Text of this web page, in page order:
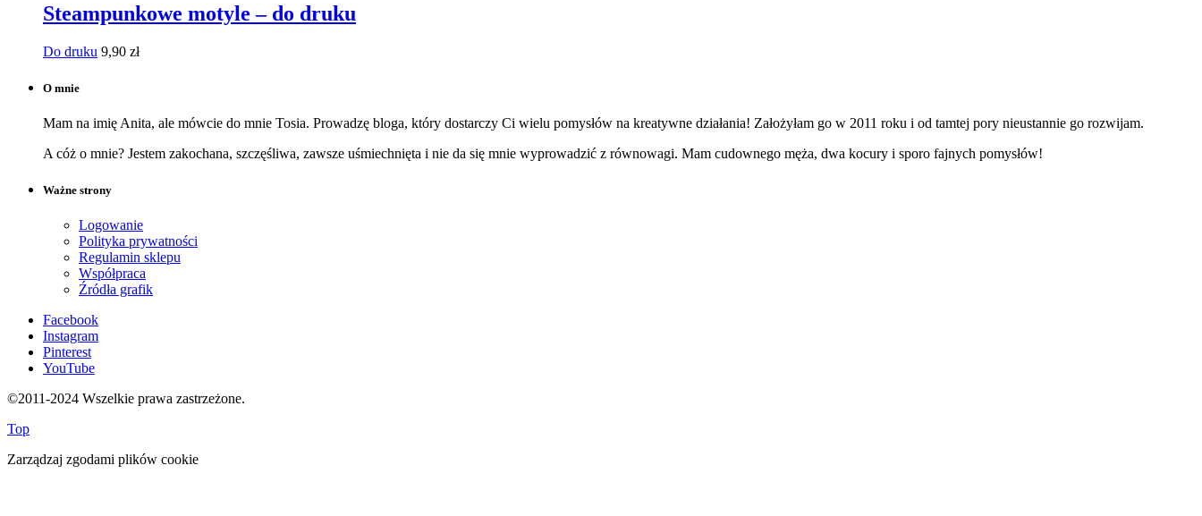
Steampunkowe motyle – do druku
Do druku 9,90 zł
O mnie
Mam na imię Anita, ale mówcie do mnie Tosia. Prowadzę bloga, który dostarczy Ci wielu pomysłów na kreatywne działania! Założyłam go w 2011 roku i od tamtej pory nieustannie go rozwijam.
A cóż o mnie? Jestem zakochana, szczęśliwa, zawsze uśmiechnięta i nie da się mnie wyprowadzić z równowagi. Mam cudownego męża, dwa kocury i sporo fajnych pomysłów!
Ważne strony
Logowanie
Polityka prywatności
Regulamin sklepu
Współpraca
Źródła grafik
Facebook
Instagram
Pinterest
YouTube
©2011-2024 Wszelkie prawa zastrzeżone.
Top
Zarządzaj zgodami plików cookie